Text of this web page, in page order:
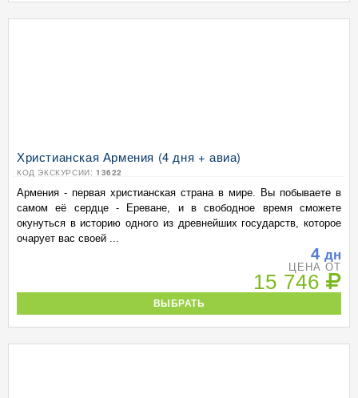
Христианская Армения (4 дня + авиа)
КОД ЭКСКУРСИИ: 13622
Армения - первая христианская страна в мире. Вы побываете в
самом её сердце - Ереване, и в свободное время сможете
окунуться в историю одного из древнейших государств, которое
очарует вас своей ...
4 дн
ЦЕНА ОТ
15 746
ВЫБРАТЬ